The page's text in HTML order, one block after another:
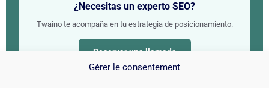
Gérer le consentement
¿Necesitas un experto SEO?
Twaino te acompaña en tu estrategia de posicionamiento.
Reservar una llamada